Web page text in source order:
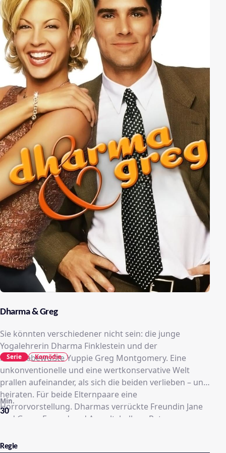
Dharma & Greg
Sie könnten verschiedener nicht sein: die junge
Yogalehrerin Dharma Finklestein und der
karrierebewußte Yuppie Greg Montgomery. Eine
unkonventionelle und eine wertkonservative Welt
prallen aufeinander, als sich die beiden verlieben – und
heiraten. Für beide Elternpaare eine
Horrorvorstellung. Dharmas verrückte Freundin Jane
und Gregs Freund und Anwaltskollege Pete
stößt in einer Justizbehörde auf den Anwalt Greg
30
Min.
Serie Komödie
Regie